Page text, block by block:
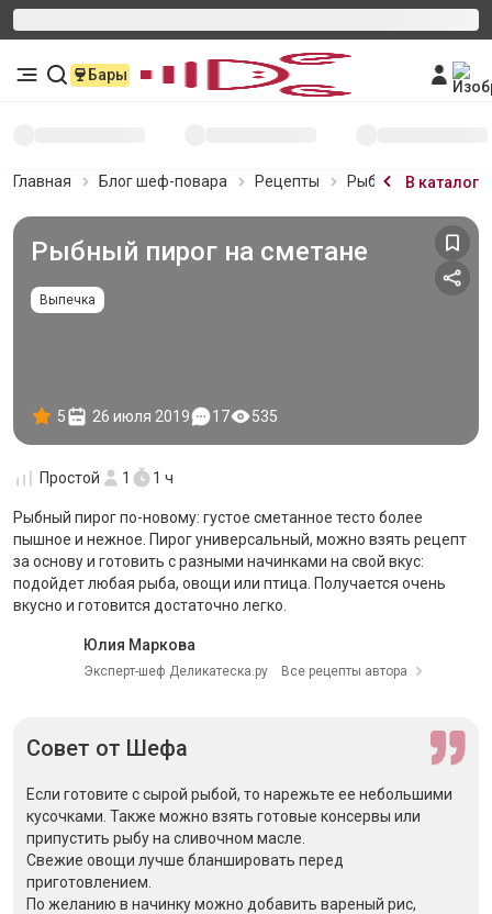
Бары
Главная Блог шеф-повара Рецепты Рыбный пирог на
В каталог
Рыбный пирог на сметане
Выпечка
5 26 июля 2019 17 535
Простой 1 1 ч
Рыбный пирог по-новому: густое сметанное тесто более
пышное и нежное. Пирог универсальный, можно взять рецепт
за основу и готовить с разными начинками на свой вкус:
подойдет любая рыба, овощи или птица. Получается очень
вкусно и готовится достаточно легко.
Юлия Маркова
Эксперт-шеф Деликатеска.ру Все рецепты автора
Совет от Шефа
Если готовите с сырой рыбой, то нарежьте ее небольшими
кусочками. Также можно взять готовые консервы или
припустить рыбу на сливочном масле.
Свежие овощи лучше бланшировать перед
приготовлением.
По желанию в начинку можно добавить вареный рис,